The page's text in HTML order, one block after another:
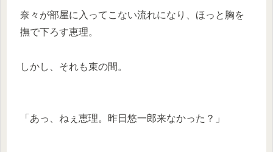
奈々が部屋に入ってこない流れになり、ほっと胸を
撫で下ろす恵理。
しかし、それも束の間。
「あっ、ねぇ恵理。昨日悠一郎来なかった？」